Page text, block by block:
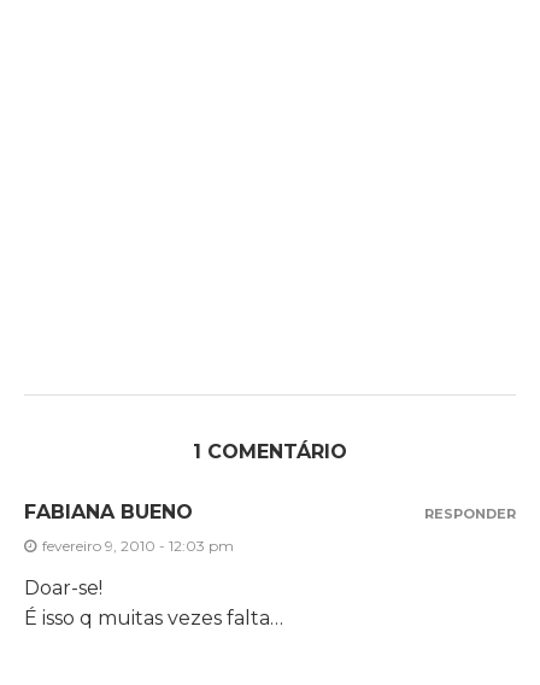
1 COMENTÁRIO
FABIANA BUENO
fevereiro 9, 2010 - 12:03 pm
Doar-se!
É isso q muitas vezes falta…
RESPONDER